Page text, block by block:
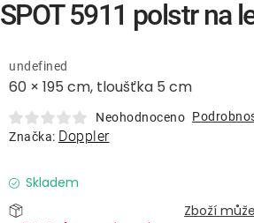
60 × 195 cm, tloušťka 5 cm
undefined
Neohodnoceno
Značka: Doppler
Skladem
SPOT 5911 polstr na